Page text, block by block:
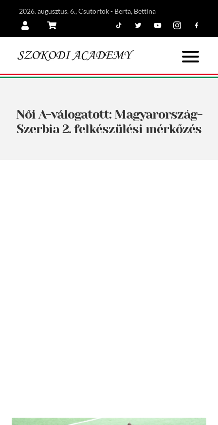
2026. augusztus. 6., Csütörtök - Berta, Bettina
Női A-válogatott: Magyarország-
Szerbia 2. felkészülési mérkőzés